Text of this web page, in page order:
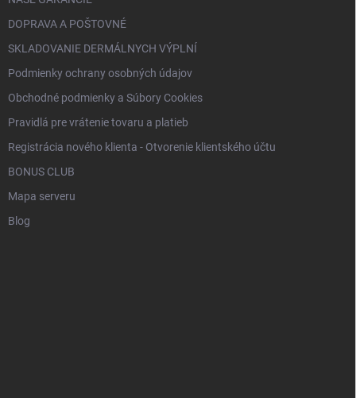
DOPRAVA A POŠTOVNÉ
SKLADOVANIE DERMÁLNYCH VÝPLNÍ
Podmienky ochrany osobných údajov
Obchodné podmienky a Súbory Cookies
Pravidlá pre vrátenie tovaru a platieb
Registrácia nového klienta - Otvorenie klientského účtu
BONUS CLUB
Mapa serveru
Blog